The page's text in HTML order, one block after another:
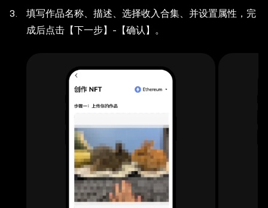
填写作品名称、描述、选择收入合集、并设置属性，完
成后点击【下一步】-【确认】。